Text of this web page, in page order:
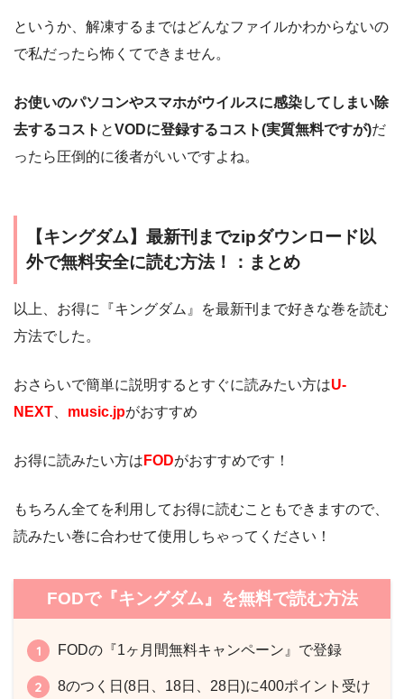
というか、解凍するまではどんなファイルかわからないの
で私だったら怖くてできません。
お使いのパソコンやスマホがウイルスに感染してしまい除
去するコスト とVODに登録するコスト(実質無料ですが)だ
ったら圧倒的に後者がいいですよね。
【キングダム】最新刊までzipダウンロード以
外で無料安全に読む方法！：まとめ
以上、お得に『キングダム』を最新刊まで好きな巻を読む
方法でした。
おさらいで簡単に説明するとすぐに読みたい方はU-
NEXT、 music.jpがおすすめ
お得に読みたい方は FODがおすすめです！
もちろん全てを利用してお得に読むこともできますので、
読みたい巻に合わせて使用しちゃってください！
FODで『キングダム』を無料で読む方法
FODの『1ヶ月間無料キャンペーン』で登録
8のつく日(8日、18日、28日)に400ポイント受け